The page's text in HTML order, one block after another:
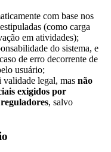
com base nos
(como carga
em atividades);
do sistema, e
de erro decorrente de
usuário;
legal, mas não
exigidos por
, salvo